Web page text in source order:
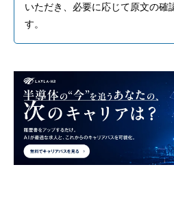
いただき、必要に応じて原文の確
す。